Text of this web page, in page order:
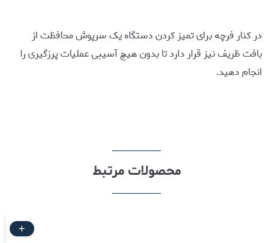
در کنار فرچه برای تمیز کردن دستگاه یک سرپوش محافظت از
بافت ظریف نیز قرار دارد تا بدون هیچ آسیبی عملیات پرزگیری را
انجام دهید.
محصولات مرتبط